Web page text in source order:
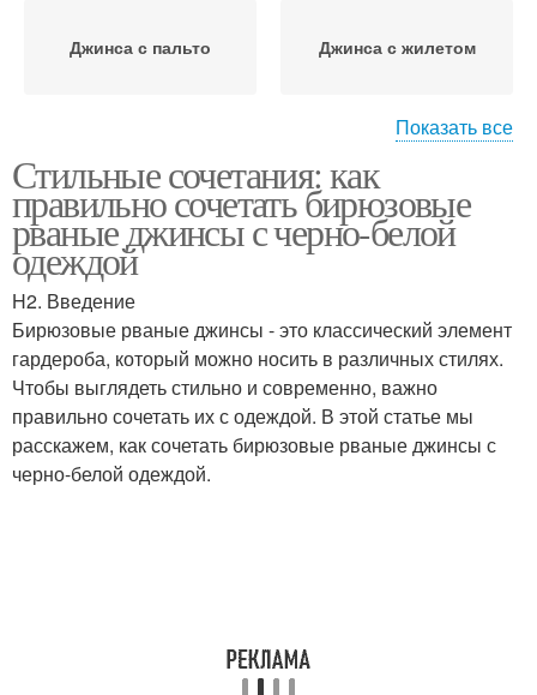
Джинса с пальто Джинса с жилетом
посадкой
талией
Показать все
Стильные сочетания: как
правильно сочетать бирюзовые
рваные джинсы с черно-белой
одеждой
H2. Введение
Бирюзовые рваные джинсы - это классический элемент
гардероба, который можно носить в различных стилях.
Чтобы выглядеть стильно и современно, важно
правильно сочетать их с одеждой. В этой статье мы
расскажем, как сочетать бирюзовые рваные джинсы с
черно-белой одеждой.